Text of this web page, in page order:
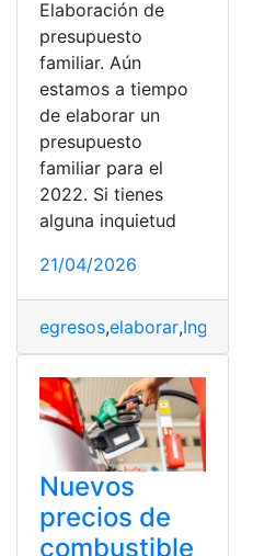
Elaboración de
presupuesto
familiar. Aún
estamos a tiempo
de elaborar un
presupuesto
familiar para el
2022. Si tienes
alguna inquietud
21/04/2026
egresos,elaborar,Ingresos
Nuevos
precios de
combustible